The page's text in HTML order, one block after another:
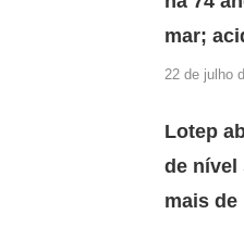
mar;
22 de julho
Lotep
de nível
mais de